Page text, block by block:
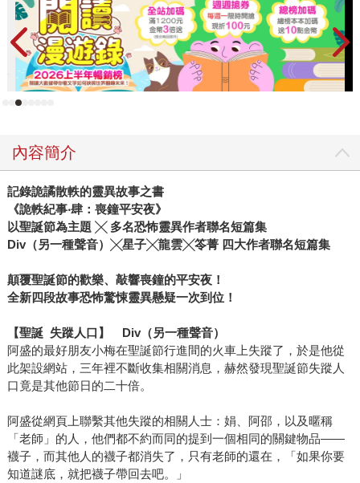
內容簡介
記錄詭譎散軼的靈異故事之書
《詭軼紀事‧肆：喪鐘平安夜》
以聖誕節為主題 ╳ 多名恐怖靈異作者聯名短篇集
Div（另一種聲音）╳星子╳龍雲╳笭菁 四大作者聯名短篇集
顛覆聖誕節的歡樂、敲響喪鐘的平安夜！
全新四段故事恐怖驚悚靈異懸疑一次到位！
【聖誕 失蹤人口】 Div（另一種聲音）
阿盛的最好朋友小梅在聖誕節行進間的火車上失蹤了，於是他從
此架設網站，三年裡不斷收集相關消息，赫然發現聖誕節失蹤人
口竟是其他節日的二十倍。
阿盛從網頁上聯繫其他失蹤的相關人士：娟、阿邵，以及暱稱
「老師」的人，他們都不約而同的提到一個相同的關鍵物品——
襪子，而其他人的襪子都消失了，只有老師的還在，「如果你要
知道謎底，就把襪子帶回去吧。」